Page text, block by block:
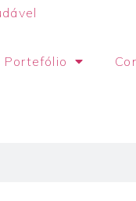
Portefólio